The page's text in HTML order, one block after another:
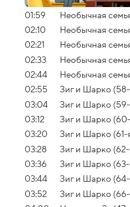
01:59
Необычная
02:10
Необычная
02:21
Необычная
02:33
Необычная
02:44
Необычная
02:55
Зиг и Шарко
03:04
Зиг и Шарко
03:12
Зиг и Шарко
03:20
Зиг и Шарко (61-
03:28
Зиг и Шарко (62-
03:36
Зиг и Шарко (63-
03:44
Зиг и Шарко
03:52
Зиг и Шарко